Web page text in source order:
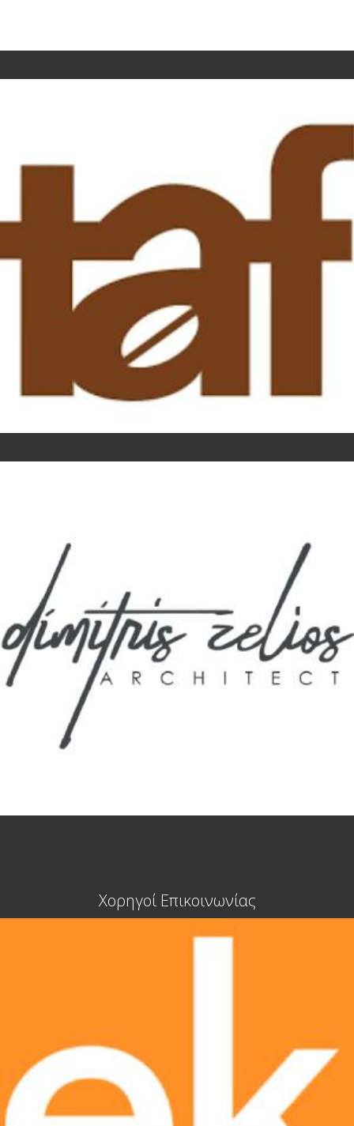
Χορηγοί Επικοινωνίας